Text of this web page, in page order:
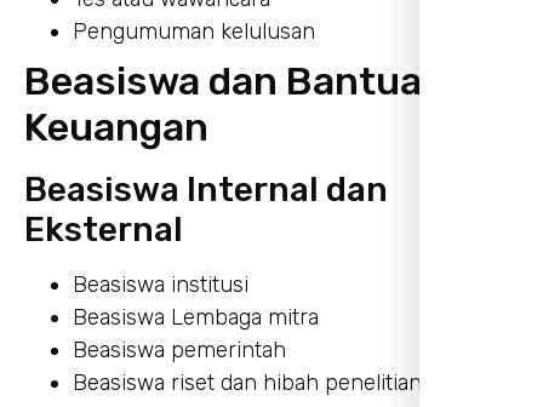
Pengumuman kelulusan
Beasiswa dan Bantuan
Keuangan
Beasiswa Internal dan
Eksternal
Beasiswa institusi
Beasiswa Lembaga mitra
Beasiswa pemerintah
Beasiswa riset dan hibah penelitian